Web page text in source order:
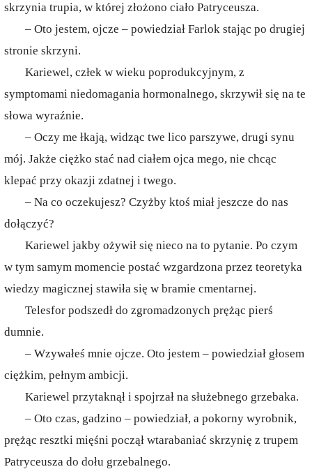
skrzynia trupia, w której złożono ciało Patryceusza.
– Oto jestem, ojcze – powiedział Farlok stając po drugiej
stronie skrzyni.
Kariewel, człek w wieku poprodukcyjnym, z
symptomami niedomagania hormonalnego, skrzywił się na te
słowa wyraźnie.
– Oczy me łkają, widząc twe lico parszywe, drugi synu
mój. Jakże ciężko stać nad ciałem ojca mego, nie chcąc
klepać przy okazji zdatnej i twego.
– Na co oczekujesz? Czyżby ktoś miał jeszcze do nas
dołączyć?
Kariewel jakby ożywił się nieco na to pytanie. Po czym
w tym samym momencie postać wzgardzona przez teoretyka
wiedzy magicznej stawiła się w bramie cmentarnej.
Telesfor podszedł do zgromadzonych prężąc pierś
dumnie.
– Wzywałeś mnie ojcze. Oto jestem – powiedział głosem
ciężkim, pełnym ambicji.
Kariewel przytaknął i spojrzał na służebnego grzebaka.
– Oto czas, gadzino – powiedział, a pokorny wyrobnik,
prężąc resztki mięśni począł wtarabaniać skrzynię z trupem
Patryceusza do dołu grzebalnego.